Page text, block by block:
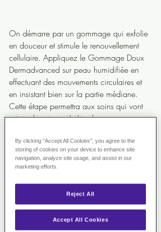
On démarre par un gommage qui exfolie
en douceur et stimule le renouvellement
cellulaire. Appliquez le Gommage Doux
Dermadvanced sur peau humidifiée en
effectuant des mouvements circulaires et
en insistant bien sur la partie médiane.
Cette étape permettra aux soins qui vont
suivre de mieux pénétrer la peau.
2. Réaliser un bain de vapeur
au tea tree
By clicking “Accept All Cookies”, you agree to the
storing of cookies on your device to enhance site
navigation, analyze site usage, and assist in our
marketing efforts.
Reject All
Accept All Cookies